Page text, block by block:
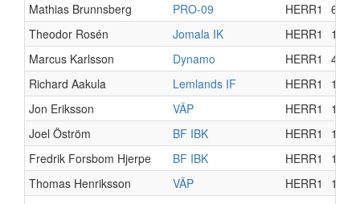
Mathias Brunnsberg
PRO-09 HERR1 6
Theodor Rosén
Jomala IK HERR1 17
Marcus Karlsson
Dynamo HERR1 4
Richard Aakula
Lemlands IF HERR1 11
Jon Eriksson
VÄP HERR1 13
Joel Öström
BF IBK HERR1 10
Fredrik Forsbom Hjerpe
BF IBK HERR1 11
Thomas Henriksson
VÄP HERR1 15